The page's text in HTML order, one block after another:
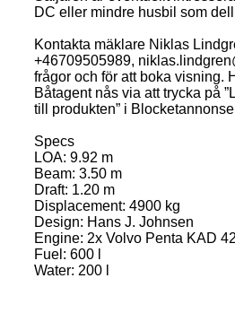
DC eller mindre husbil som
Kontakta mäklare Niklas
+46709505989,
frågor och för att boka visning.
Båtagent nås via att trycka på
till produkten” i
Specs
LOA: 9.92 m
Beam: 3.50 m
Draft: 1.20 m
Displacement: 4900 kg
Design: Hans J. Johnsen
Engine: 2x Volvo Penta KAD
Fuel: 600 l
Water: 200 l